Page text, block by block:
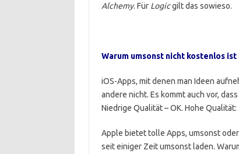
Alchemy. Für Logicgilt das sowieso.
Warum umsonst nicht kostenlos
iOS-Apps, mit denen man Ideen
andere nicht. Es kommt auch vor,
Niedrige Qualität – OK. Hohe Qualität:
Apple bietet tolle Apps, umsonst
seit einiger Zeit umsonst laden.